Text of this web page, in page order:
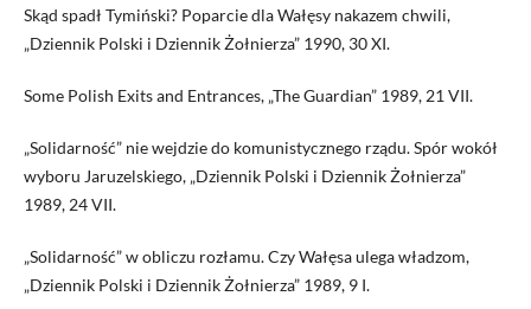
Skąd spadł Tymiński? Poparcie dla Wałęsy nakazem chwili,
„Dziennik Polski i Dziennik Żołnierza” 1990, 30 XI.
Some Polish Exits and Entrances, „The Guardian” 1989, 21 VII.
„Solidarność” nie wejdzie do komunistycznego rządu. Spór wokół
wyboru Jaruzelskiego, „Dziennik Polski i Dziennik Żołnierza”
1989, 24 VII.
„Solidarność” w obliczu rozłamu. Czy Wałęsa ulega władzom,
„Dziennik Polski i Dziennik Żołnierza” 1989, 9 I.